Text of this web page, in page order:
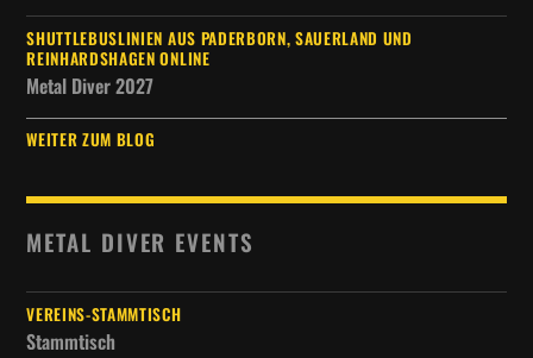
SHUTTLEBUSLINIEN AUS PADERBORN, SAUERLAND UND
REINHARDSHAGEN ONLINE
Metal Diver 2027
WEITER ZUM BLOG
METAL DIVER EVENTS
VEREINS-STAMMTISCH
Stammtisch